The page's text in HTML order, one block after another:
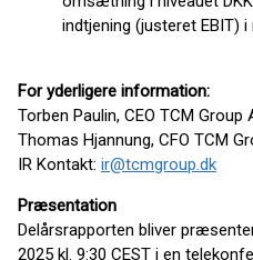
indtjening (justeret EBIT) i
For yderligere information:
Torben Paulin, CEO TCM Group
Thomas Hjannung, CFO TCM
IR Kontakt: ir@tcmgroup.dk
Præsentation
Delårsrapporten bliver
2025 kl. 9:30 CEST i en